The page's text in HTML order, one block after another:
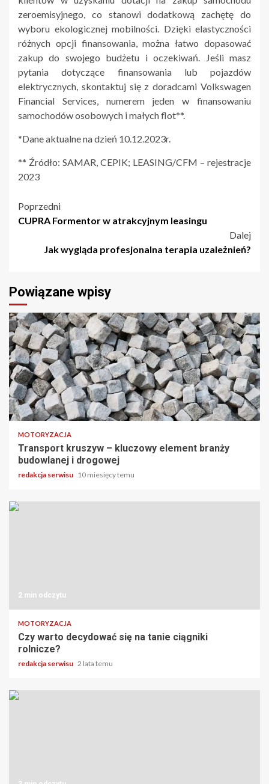
zeroemisyjnego, co stanowi dodatkową zachętę do
wyboru ekologicznej mobilności. Dzięki elastyczności
różnych opcji finansowania, można łatwo dopasować
zakup do swojego budżetu i oczekiwań. Jeśli masz
pytania dotyczące finansowania lub pojazdów
elektrycznych, skontaktuj się z doradcami Volkswagen
Financial Services, numerem jeden w finansowaniu
samochodów osobowych i małych flot**.
*Dane aktualne na dzień 10.12.2023r.
** Źródło: SAMAR, CEPIK; LEASING/CFM – rejestracje
2023
Nawigacja
Poprzedni
CUPRA Formentor w atrakcyjnym leasingu
Dalej
Jak wygląda profesjonalna terapia uzależnień?
Powiązane wpisy
3 min odczytu
MOTORYZACJA
Transport kruszyw – kluczowy element branży
budowlanej i drogowej
redakcja serwisu 10 miesięcy temu
2 min odczytu
MOTORYZACJA
Czy warto decydować się na tanie ciągniki
rolnicze?
redakcja serwisu 2 lata temu